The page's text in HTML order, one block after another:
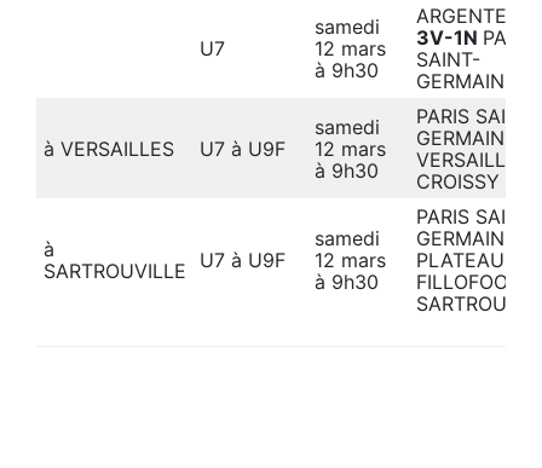
U7
samedi
12 mars
à 9h30
ARGENTEUIL
3V-1N PARIS
SAINT-
GERMAIN
à VERSAILLES U7 à U9F
samedi
12 mars
à 9h30
PARIS SAINT-
GERMAIN –
VERSAILLES /
CROISSY /
à
SARTROUVILLE
U7 à U9F
samedi
12 mars
à 9h30
PARIS SAINT-
GERMAIN –
PLATEAU
FILLOFOOT à